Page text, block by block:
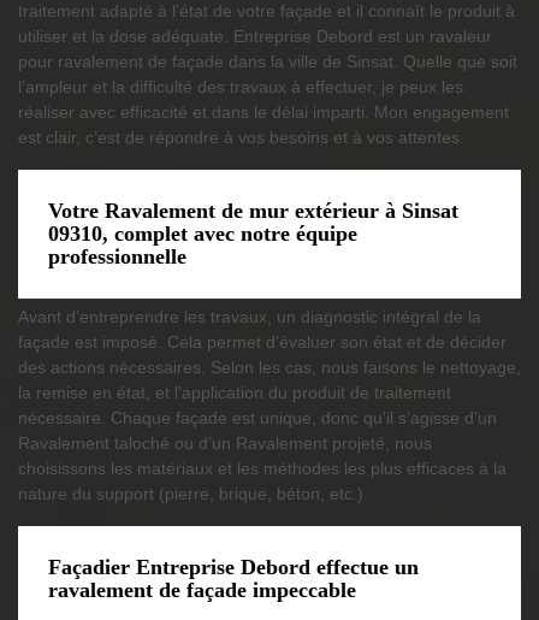
traitement adapté à l’état de votre façade et il connaît le produit à
utiliser et la dose adéquate. Entreprise Debord est un ravaleur
pour ravalement de façade dans la ville de Sinsat. Quelle que soit
l’ampleur et la difficulté des travaux à effectuer, je peux les
réaliser avec efficacité et dans le délai imparti. Mon engagement
est clair, c’est de répondre à vos besoins et à vos attentes.
Votre Ravalement de mur extérieur à Sinsat
09310, complet avec notre équipe
professionnelle
Avant d’entreprendre les travaux, un diagnostic intégral de la
façade est imposé. Cela permet d’évaluer son état et de décider
des actions nécessaires. Selon les cas, nous faisons le nettoyage,
la remise en état, et l’application du produit de traitement
nécessaire. Chaque façade est unique, donc qu’il s’agisse d’un
Ravalement taloché ou d’un Ravalement projeté, nous
choisissons les matériaux et les méthodes les plus efficaces à la
nature du support (pierre, brique, béton, etc.).
Façadier Entreprise Debord effectue un
ravalement de façade impeccable